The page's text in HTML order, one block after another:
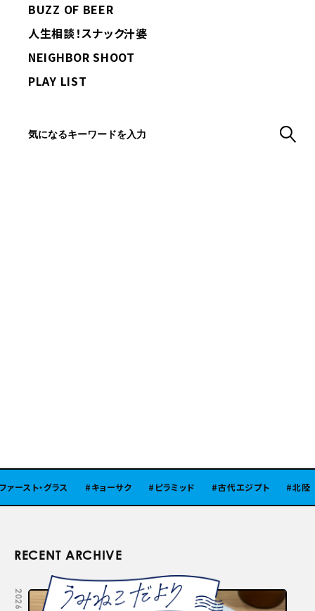
BUZZ OF BEER
人生相談！スナック汁婆
NEIGHBOR SHOOT
PLAY LIST
ースト・グラス キョーサク ピラミッド 古代エジプト 北陸
RECENT ARCHIVE